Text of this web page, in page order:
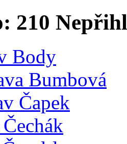
210
Body
Bumbová
Čapek